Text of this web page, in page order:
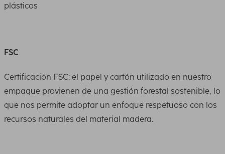
plásticos
FSC
Certificación FSC: el papel y cartón utilizado en nuestro
empaque provienen de una gestión forestal sostenible, lo
que nos permite adoptar un enfoque respetuoso con los
recursos naturales del material madera.